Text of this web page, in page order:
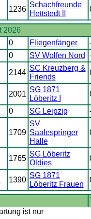
1236
Schachfreunde
Hettstedt II
2026
0 Fliegenfänger
0 SV Wolfen Nord
2144
SC Kreuzberg &
Friends
2001
SG 1871
Löberitz I
0 SG Leipzig
1709
SV
Saalespringer
Halle
1765
SG Löberitz
Oldies
1390
SG 1871
Löberitz Frauen
ist nur